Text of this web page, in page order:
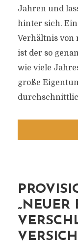
Jahren und
hinter sich.
Verhältnis von
ist der so
wie viele
große
„NEUER